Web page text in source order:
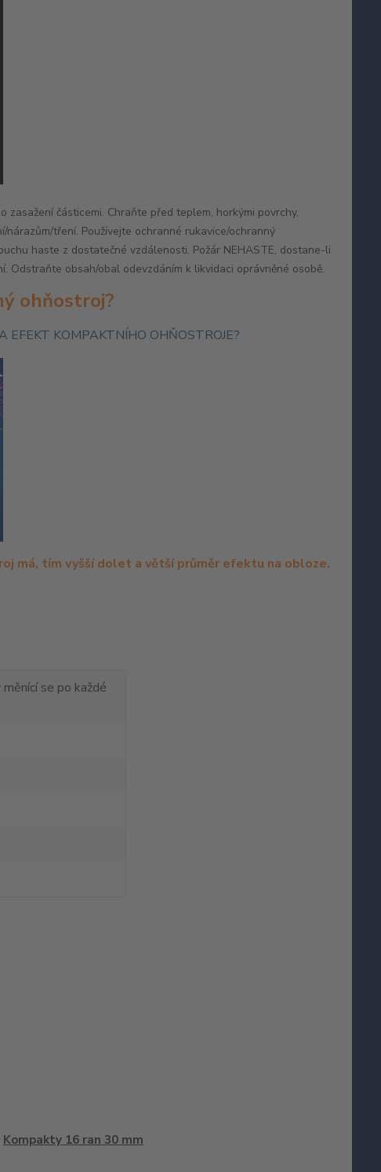
částicemi. Chraňte před teplem, horkými povrchy,
tření. Používejte ochranné rukavice/ochranný
haste z dostatečné vzdálenosti. Požár NEHASTE, dostane-li
Odstraňte obsah/obal odevzdáním k likvidaci oprávněné osobě.
ohňostroj?
EFEKT KOMPAKTNÍHO OHŇOSTROJE?
má, tím vyšší dolet a větší průměr efektu na obloze.
se po každé
Kompakty 16 ran 30 mm